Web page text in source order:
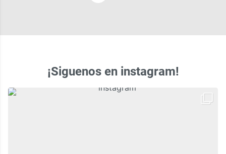
¡Siguenos en instagram!